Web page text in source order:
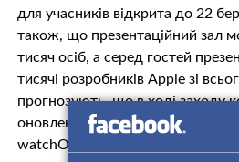
для учасників відкрита до 22
також, що презентаційний зал
тисяч осіб, а серед гостей
тисячі розробників Apple зі
прогнозують, що в ході заходу
оновлені версії операційних
watchOS і tvOS.